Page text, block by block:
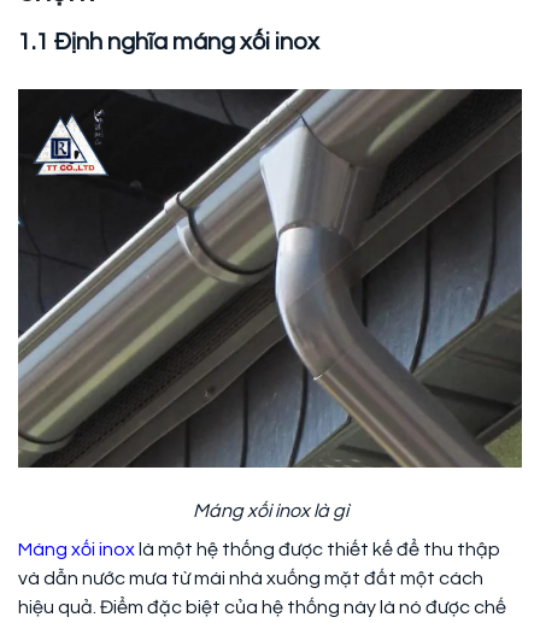
1.1 Định nghĩa máng xối inox
Máng xối inox là gì
Máng xối inox là một hệ thống được thiết kế để thu thập
và dẫn nước mưa từ mái nhà xuống mặt đất một cách
hiệu quả. Điểm đặc biệt của hệ thống này là nó được chế